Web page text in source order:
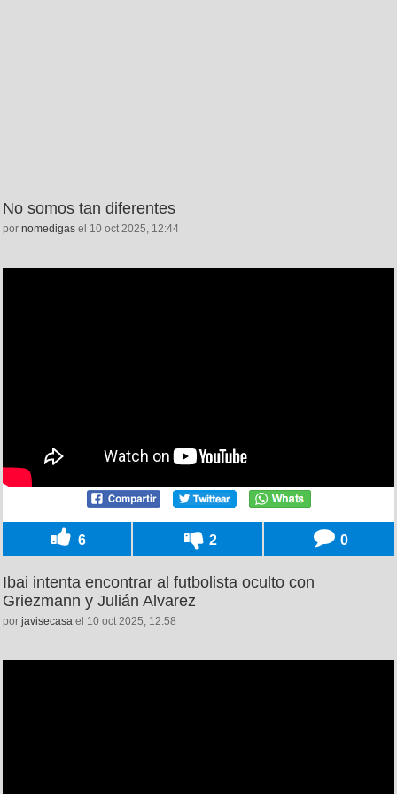
No somos tan diferentes
por nomedigas el 10 oct 2025, 12:44
6 2 0
Ibai intenta encontrar al futbolista oculto con
Griezmann y Julián Alvarez
por javisecasa el 10 oct 2025, 12:58